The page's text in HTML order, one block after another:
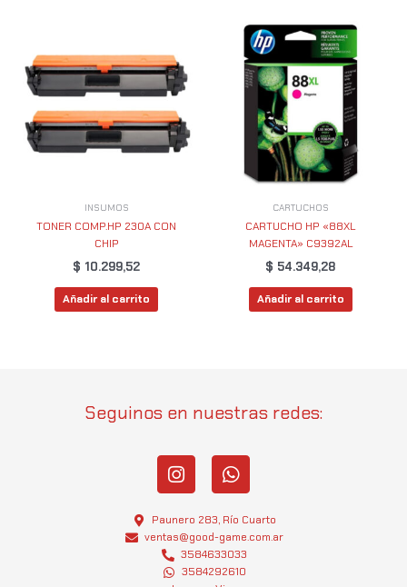
INSUMOS
TONER COMP.HP 230A CON
CHIP
$ 10.299,52
Añadir al carrito
CARTUCHOS
CARTUCHO HP «88XL
MAGENTA» C9392AL
$ 54.349,28
Añadir al carrito
Seguinos en nuestras redes:
I
n
t
a
g
r
W
h
t
s
a
p
Paunero 283, Río Cuarto
ventas@good-game.com.ar
3584633033
3584292610